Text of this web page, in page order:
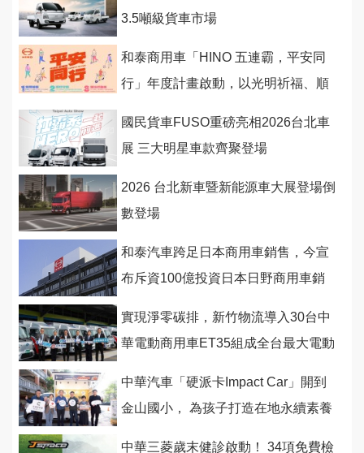
3.5噸級貨車市場
和泰商用車「HINO 五連霸，平安同
行」年度計畫啟動，以光明祈福、順
國民貨車FUSO重磅亮相2026台北車
展 三大明星車款齊聚登場
2026 台北新車暨新能源車大展登場倒
數登場
和泰汽車跨足日本商用車銷售，今宣
布斥資100億投資日本日野商用車銷
實現淨零碳排，新竹物流導入30台中
華電動商用車ET35組成全台最大電動
中華汽車「硬派卡Impact Car」開到
金山國小， 為孩子打造在地永續素養
中華三菱歲末健診啟動！ 34項免費檢